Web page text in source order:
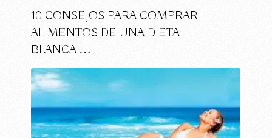
10 CONSEJOS PARA COMPRAR
ALIMENTOS DE UNA DIETA
BLANCA …